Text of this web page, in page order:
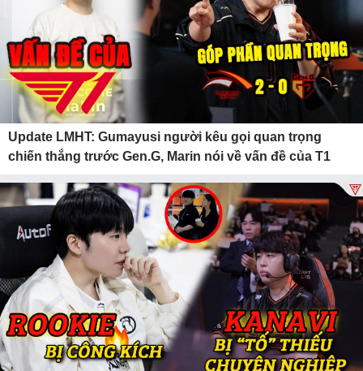
Update LMHT: Gumayusi người kêu gọi quan trọng
chiến thắng trước Gen.G, Marin nói về vấn đề của T1